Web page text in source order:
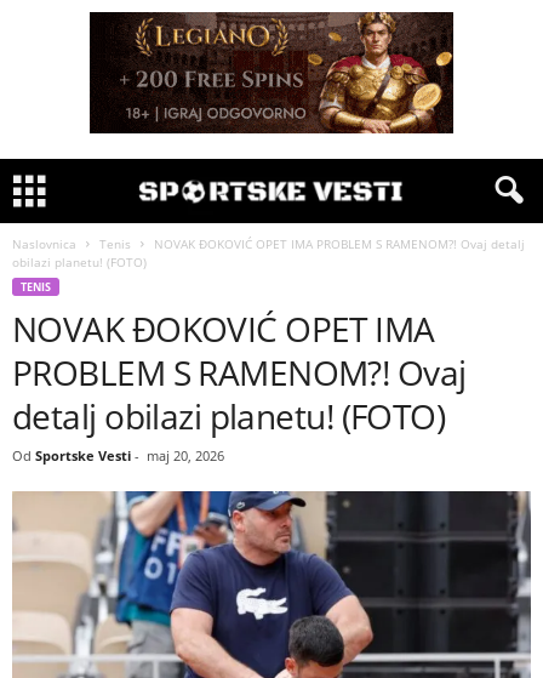
Naslovnica Tenis
NOVAK ĐOKOVIĆ OPET IMA PROBLEM S RAMENOM?! Ovaj detalj
obilazi planetu! (FOTO)
TENIS
NOVAK ĐOKOVIĆ OPET IMA
PROBLEM S RAMENOM?! Ovaj
detalj obilazi planetu! (FOTO)
Od Sportske Vesti - maj 20, 2026